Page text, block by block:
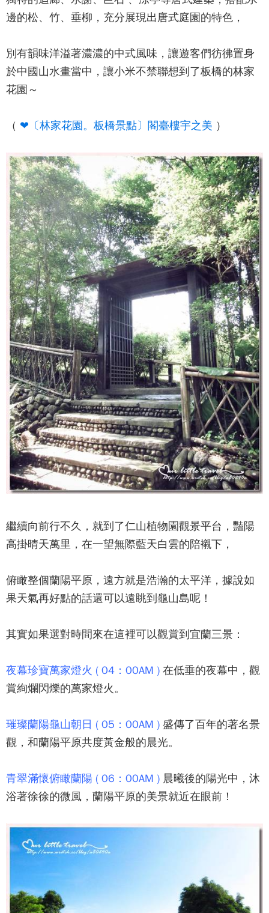
邊的松、竹、垂柳，充分展現出唐式庭園的特色，
別有韻味洋溢著濃濃的中式風味，讓遊客們彷彿置身
於中國山水畫當中，讓小米不禁聯想到了板橋的林家
花園～
（ ❤〔林家花園。板橋景點〕閣臺樓宇之美 ）
繼續向前行不久，就到了仁山植物園觀景平台，豔陽
高掛晴天萬里，在一望無際藍天白雲的陪襯下，
俯瞰整個蘭陽平原，遠方就是浩瀚的太平洋，據說如
果天氣再好點的話還可以遠眺到龜山島呢！
其實如果選對時間來在這裡可以觀賞到宜蘭三景：
夜幕珍寶萬家燈火 ( 04：00AM ) 在低垂的夜幕中，觀
賞絢爛閃爍的萬家燈火。
璀璨蘭陽龜山朝日 ( 05：00AM ) 盛傳了百年的著名景
觀，和蘭陽平原共度黃金般的晨光。
青翠滿懷俯瞰蘭陽 ( 06：00AM ) 晨曦後的陽光中，沐
浴著徐徐的微風，蘭陽平原的美景就近在眼前！